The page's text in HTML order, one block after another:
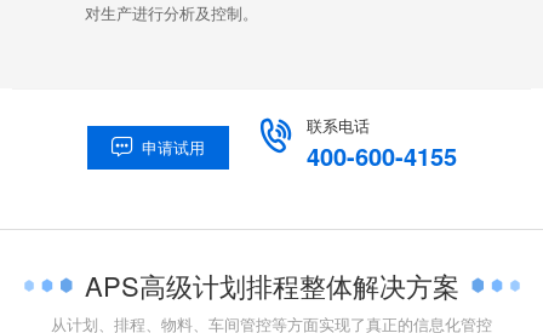
对生产进行分析及控制。
 申请试用  联系电话
400-600-4155
APS高级计划排程整体解决方案
从计划、排程、物料、车间管控等方面实现了真正的信息化管控